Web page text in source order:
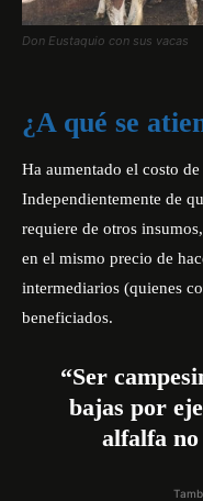
Don Eustaquio con sus vacas
¿A qué se
Ha aumentado el costo
Independientemente de
requiere de otros
en el mismo precio de
intermediarios (quienes
beneficiados.
“Ser
bajas por
alfalfa